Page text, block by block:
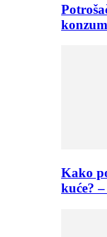
Kako
kuće?